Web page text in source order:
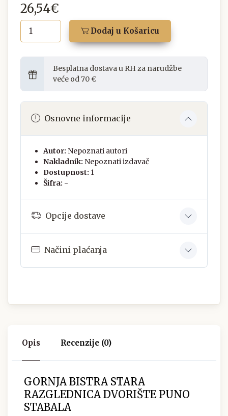
26,54€
Dodaj u Košaricu
Besplatna dostava u RH za narudžbe
veće od 70 €
Osnovne informacije
Autor: Nepoznati autori
Nakladnik: Nepoznati izdavač
Dostupnost: 1
Šifra: -
Opcije dostave
Načini plaćanja
Opis Recenzije (0)
GORNJA BISTRA STARA
RAZGLEDNICA DVORIŠTE PUNO
STABALA